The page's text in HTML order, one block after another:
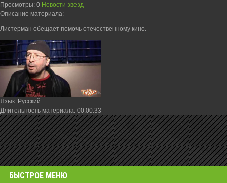
Просмотры: 0 Новости звезд
Описание материала:
Листерман обещает помочь отечественному кино.
Язык: Русский
Длительность материала: 00:00:33
БЫСТРОЕ МЕНЮ